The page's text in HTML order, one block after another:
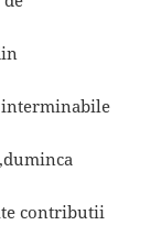
interminabile
contributii